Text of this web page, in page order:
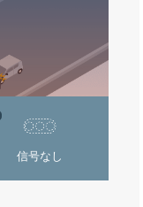
信号なし